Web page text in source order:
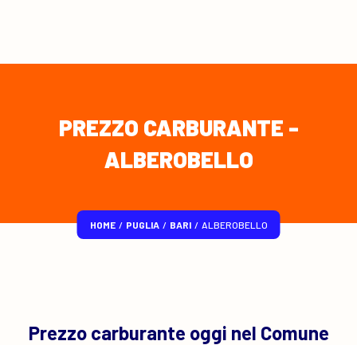
PREZZO CARBURANTE -
ALBEROBELLO
HOME / PUGLIA / BARI / ALBEROBELLO
Prezzo carburante oggi nel Comune